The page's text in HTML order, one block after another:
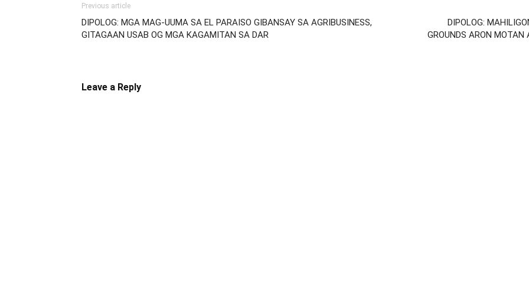
Previous article
DIPOLOG: MGA MAG-UUMA SA EL PARAISO GIBANSAY SA AGRIBUSINESS,
GITAGAAN USAB OG MGA KAGAMITAN SA DAR
DIPOLOG:
GROUNDS ARON
Leave a Reply